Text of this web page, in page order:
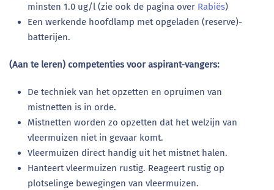
minsten 1.0 ug/l (zie ook de pagina over Rabiës)
Een werkende hoofdlamp met opgeladen (reserve)-
batterijen.
(Aan te leren) competenties voor aspirant-vangers:
De techniek van het opzetten en opruimen van
mistnetten is in orde.
Mistnetten worden zo opzetten dat het welzijn van
vleermuizen niet in gevaar komt.
Vleermuizen direct handig uit het mistnet halen.
Hanteert vleermuizen rustig. Reageert rustig op
plotselinge bewegingen van vleermuizen.